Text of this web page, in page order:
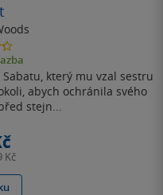
který mu vzal sestru
abych ochránila svého
stejn...
Kč